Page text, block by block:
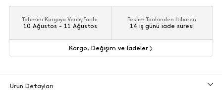
Tahmini Kargoya Veriliş Tarihi
10 Ağustos - 11 Ağustos
Teslim Tarihinden İtibaren
14 iş günü iade süresi
Kargo, Değişim ve İadeler
Ürün Detayları